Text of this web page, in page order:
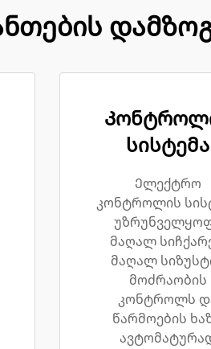
სისტემა
Ელექტრო
კონტროლის
მაღალ
მაღალ
მოძრაობის
კონტროლს
წარმოების